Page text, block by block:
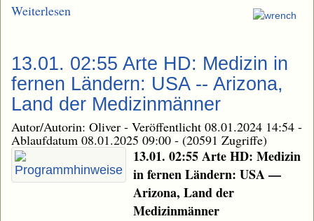
Weiterlesen
13.01. 02:55 Arte HD: Medizin in
fernen Ländern: USA -- Arizona,
Land der Medizinmänner
Autor/Autorin: Oliver - Veröffentlicht 08.01.2024 14:54 -
Ablaufdatum 08.01.2025 09:00 - (20591 Zugriffe)
13.01. 02:55 Arte HD: Medizin
in fernen Ländern: USA —
Arizona, Land der
Medizinmänner